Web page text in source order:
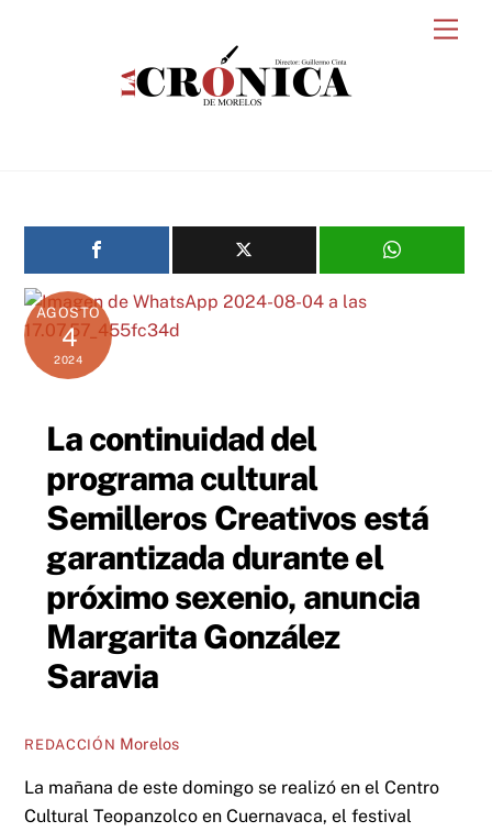
AGOSTO
4
2024
La continuidad del
programa cultural
Semilleros Creativos está
garantizada durante el
próximo sexenio, anuncia
Margarita González
Saravia
REDACCIÓN Morelos
La mañana de este domingo se realizó en el Centro
Cultural Teopanzolco en Cuernavaca, el festival